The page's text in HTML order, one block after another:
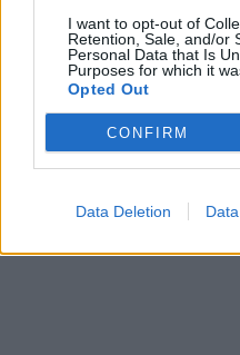
I want to opt-out of
Retention, Sale, and/or
Personal Data that Is
Purposes for which it
Opted Out
CONFIRM
Data Deletion